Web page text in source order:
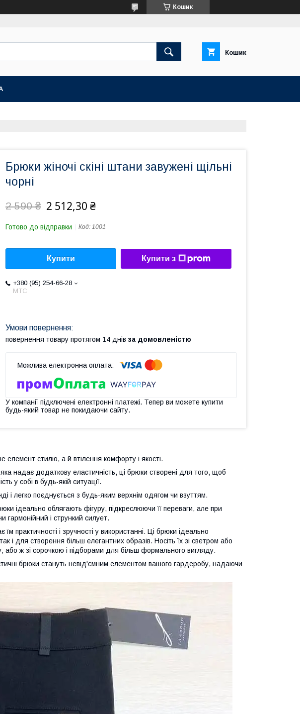
Кошик
Кошик
Брюки жіночі скіні штани завужені щільні
чорні
2 590 ₴ 2 512,30 ₴
Готово до відправки Код: 1001
Купити Купити з
+380 (95) 254-66-28
МТС
повернення товару протягом 14 днів за домовленістю
У компанії підключені електронні платежі. Тепер ви можете купити
будь-який товар не покидаючи сайту.
елемент стилю, а й втілення комфорту і якості.
яка надає додаткову еластичність, ці брюки створені для того, щоб
у собі в будь-якій ситуації.
і легко поєднується з будь-яким верхнім одягом чи взуттям.
ідеально облягають фігуру, підкреслюючи її переваги, але при
і стрункий силует.
практичності і зручності у використанні. Ці брюки ідеально
і для створення більш елегантних образів. Носіть їх зі светром або
ж зі сорочкою і підборами для більш формального вигляду.
брюки стануть невід'ємним елементом вашого гардеробу, надаючи